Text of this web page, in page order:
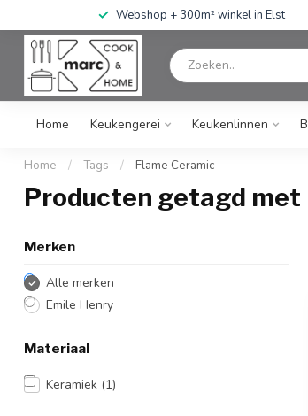
Webshop + 300m² winkel in Elst
Home Keukengerei Keukenlinnen
Home / Tags / Flame Ceramic
Producten getagd met
Merken
Alle merken
Emile Henry
Materiaal
Keramiek (1)